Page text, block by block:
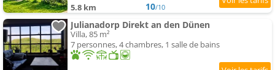
5.8 km 10/10
Julianadorp Direkt an den Dünen
Villa, 85 m²
7 personnes, 4 chambres, 1 salle de bains